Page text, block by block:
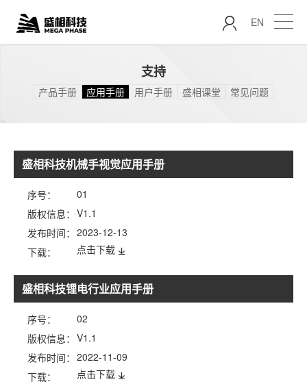
EN
支持
产品手册 应用手册 用户手册 盛相课堂 常见问题
盛相科技机械手视觉应用手册
序号：
01
版权信息： V1.1
发布时间： 2023-12-13
下载：
点击下载
盛相科技锂电行业应用手册
序号：
02
版权信息： V1.1
发布时间： 2022-11-09
下载：
点击下载